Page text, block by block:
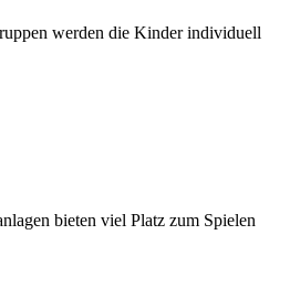
werden die Kinder individuell
bieten viel Platz zum Spielen